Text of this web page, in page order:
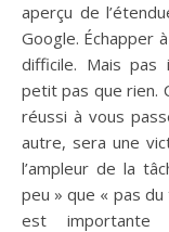
aperçu de
Google. Échapper
difficile. Mais pas
petit pas que rien.
réussi à vous
autre, sera une
l’ampleur de la
peu » que « pas
est